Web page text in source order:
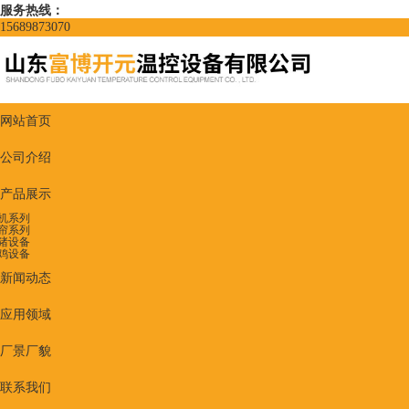
服务热线：
15689873070
网站首页
公司介绍
产品展示
系列
系列
设备
设备
新闻动态
应用领域
厂景厂貌
联系我们